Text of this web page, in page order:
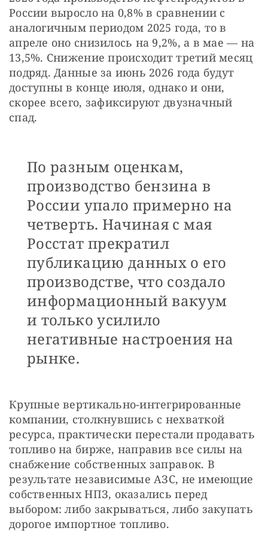
России выросло на 0,8% в сравнении с
аналогичным периодом 2025 года, то в
апреле оно снизилось на 9,2%, а в мае — на
13,5%. Снижение происходит третий месяц
подряд. Данные за июнь 2026 года будут
доступны в конце июля, однако и они,
скорее всего, зафиксируют двузначный
спад.
По разным оценкам,
производство бензина в
России упало примерно на
четверть. Начиная с мая
Росстат прекратил
публикацию данных о его
производстве, что создало
информационный вакуум
и только усилило
негативные настроения на
рынке.
Крупные вертикально-интегрированные
компании, столкнувшись с нехваткой
ресурса, практически перестали продавать
топливо на бирже, направив все силы на
снабжение собственных заправок. В
результате независимые АЗС, не имеющие
собственных НПЗ, оказались перед
выбором: либо закрываться, либо закупать
дорогое импортное топливо.